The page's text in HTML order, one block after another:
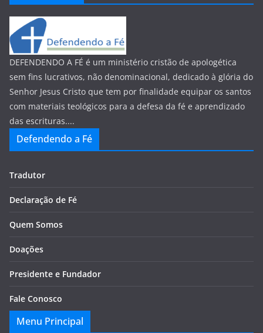
DEFENDENDO A FÉ é um ministério cristão de apologética
sem fins lucrativos, não denominacional, dedicado à glória do
Senhor Jesus Cristo que tem por finalidade equipar os santos
com materiais teológicos para a defesa da fé e aprendizado
das escrituras....
Defendendo a Fé
Tradutor
Declaração de Fé
Quem Somos
Doações
Presidente e Fundador
Fale Conosco
Menu Principal